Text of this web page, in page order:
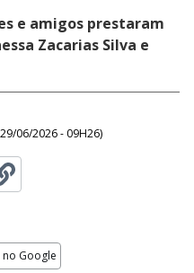
e amigos prestaram
Zacarias Silva e
29/06/2026 - 09H26)
Google